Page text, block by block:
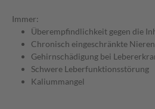
Immer:
Überempfindlichkeit gegen die
Chronisch eingeschränkte
Gehirnschädigung bei
Schwere Leberfunktionsstörung
Kaliummangel